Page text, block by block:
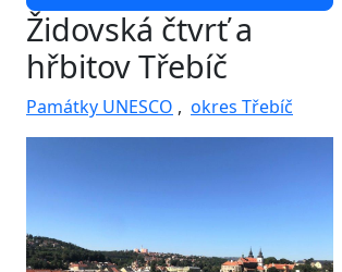
Židovská čtvrť a
hřbitov Třebíč
Památky UNESCO , okres Třebíč